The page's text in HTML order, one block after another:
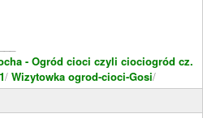
- Ogród cioci czyli ciociogród cz.
/ Wizytowka ogrod-cioci-Gosi/